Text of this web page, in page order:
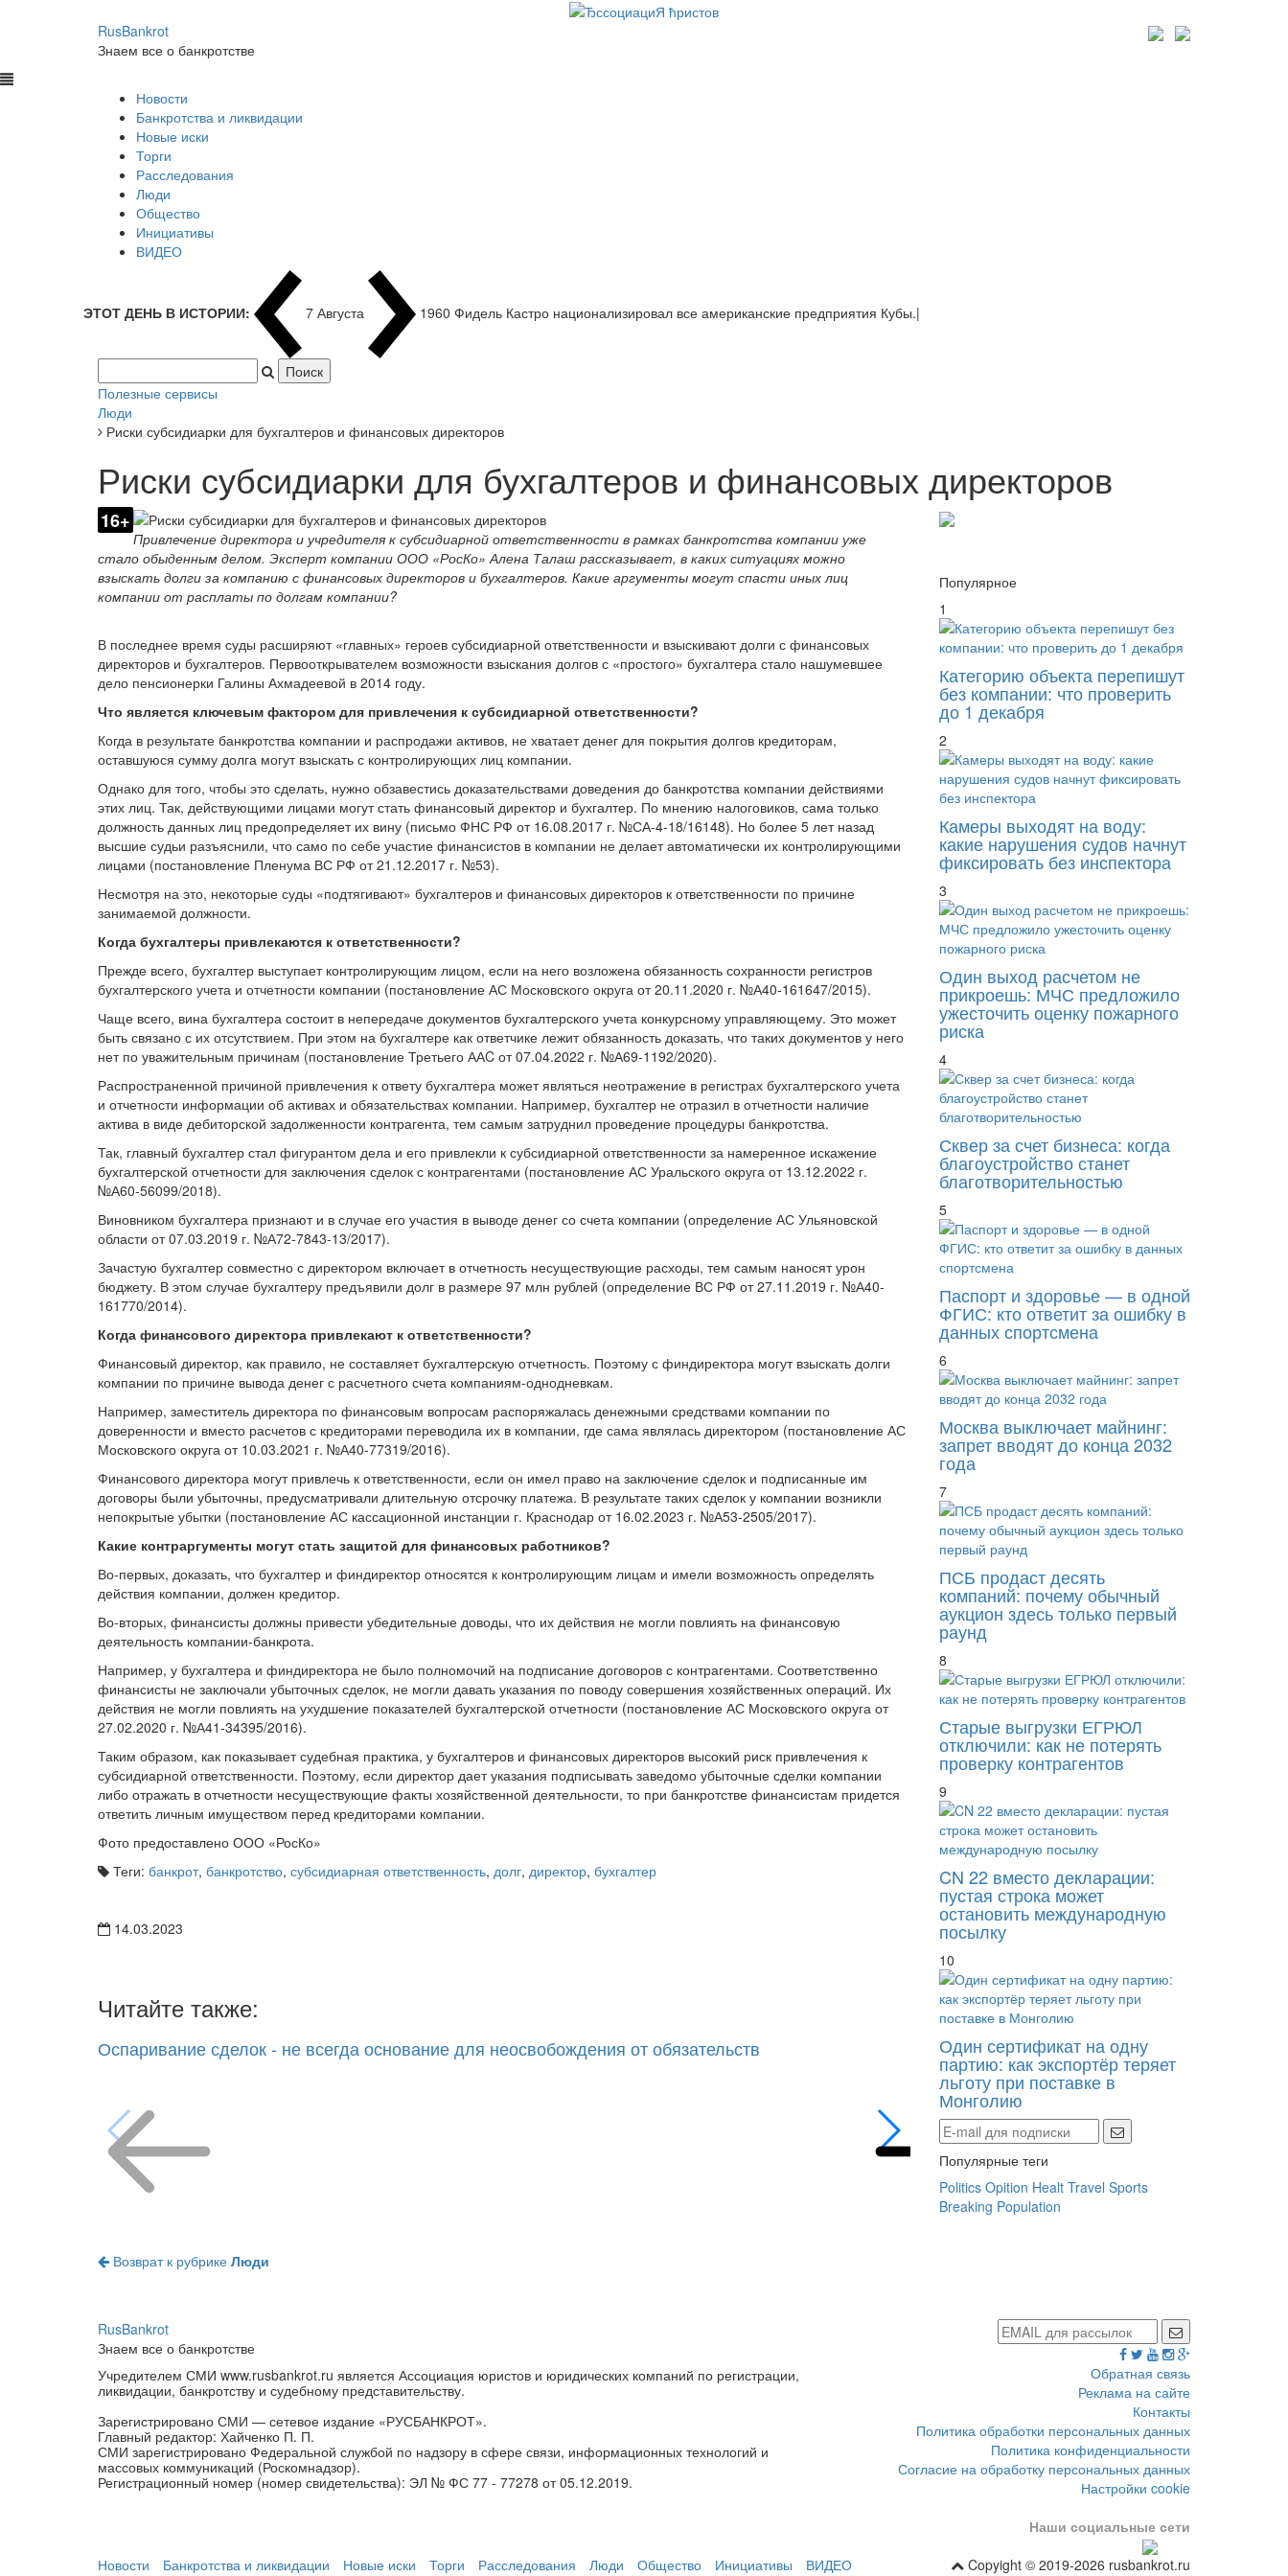
RusBankrot
Знаем все о банкротстве
Новости
Банкротства и ликвидации
Новые иски
Торги
Расследования
Люди
Общество
Инициативы
ВИДЕО
ЭТОТ ДЕНЬ В ИСТОРИИ: 7 Августа 1960 Фидель Кастро национализировал все американские предприятия Кубы.|
Полезные сервисы
Люди
Риски субсидиарки для бухгалтеров и финансовых директоров
Риски субсидиарки для бухгалтеров и финансовых директоров
16+
Привлечение директора и учредителя к субсидиарной ответственности в рамках банкротства компании уже
стало обыденным делом. Эксперт компании ООО «РосКо» Алена Талаш рассказывает, в каких ситуациях можно
взыскать долги за компанию с финансовых директоров и бухгалтеров. Какие аргументы могут спасти иных лиц
компании от расплаты по долгам компании?
В последнее время суды расширяют «главных» героев субсидиарной ответственности и взыскивают долги с финансовых
директоров и бухгалтеров. Первооткрывателем возможности взыскания долгов с «простого» бухгалтера стало нашумевшее
дело пенсионерки Галины Ахмадеевой в 2014 году.
Что является ключевым фактором для привлечения к субсидиарной ответственности?
Когда в результате банкротства компании и распродажи активов, не хватает денег для покрытия долгов кредиторам,
оставшуюся сумму долга могут взыскать с контролирующих лиц компании.
Однако для того, чтобы это сделать, нужно обзавестись доказательствами доведения до банкротства компании действиями
этих лиц. Так, действующими лицами могут стать финансовый директор и бухгалтер. По мнению налоговиков, сама только
должность данных лиц предопределяет их вину (письмо ФНС РФ от 16.08.2017 г. №СА-4-18/16148). Но более 5 лет назад
высшие судьи разъяснили, что само по себе участие финансистов в компании не делает автоматически их контролирующими
лицами (постановление Пленума ВС РФ от 21.12.2017 г. №53).
Несмотря на это, некоторые суды «подтягивают» бухгалтеров и финансовых директоров к ответственности по причине
занимаемой должности.
Когда бухгалтеры привлекаются к ответственности?
Прежде всего, бухгалтер выступает контролирующим лицом, если на него возложена обязанность сохранности регистров
бухгалтерского учета и отчетности компании (постановление АС Московского округа от 20.11.2020 г. №А40-161647/2015).
Чаще всего, вина бухгалтера состоит в непередаче документов бухгалтерского учета конкурсному управляющему. Это может
быть связано с их отсутствием. При этом на бухгалтере как ответчике лежит обязанность доказать, что таких документов у него
нет по уважительным причинам (постановление Третьего ААC от 07.04.2022 г. №А69-1192/2020).
Распространенной причиной привлечения к ответу бухгалтера может являться неотражение в регистрах бухгалтерского учета
и отчетности информации об активах и обязательствах компании. Например, бухгалтер не отразил в отчетности наличие
актива в виде дебиторской задолженности контрагента, тем самым затруднил проведение процедуры банкротства.
Так, главный бухгалтер стал фигурантом дела и его привлекли к субсидиарной ответственности за намеренное искажение
бухгалтерской отчетности для заключения сделок с контрагентами (постановление АС Уральского округа от 13.12.2022 г.
№А60-56099/2018).
Виновником бухгалтера признают и в случае его участия в выводе денег со счета компании (определение АС Ульяновской
области от 07.03.2019 г. №А72-7843-13/2017).
Зачастую бухгалтер совместно с директором включает в отчетность несуществующие расходы, тем самым наносят урон
бюджету. В этом случае бухгалтеру предъявили долг в размере 97 млн рублей (определение ВС РФ от 27.11.2019 г. №А40-
161770/2014).
Когда финансового директора привлекают к ответственности?
Финансовый директор, как правило, не составляет бухгалтерскую отчетность. Поэтому с финдиректора могут взыскать долги
компании по причине вывода денег с расчетного счета компаниям-однодневкам.
Например, заместитель директора по финансовым вопросам распоряжалась денежными средствами компании по
доверенности и вместо расчетов с кредиторами переводила их в компании, где сама являлась директором (постановление АС
Московского округа от 10.03.2021 г. №А40-77319/2016).
Финансового директора могут привлечь к ответственности, если он имел право на заключение сделок и подписанные им
договоры были убыточны, предусматривали длительную отсрочку платежа. В результате таких сделок у компании возникли
непокрытые убытки (постановление АС кассационной инстанции г. Краснодар от 16.02.2023 г. №А53-2505/2017).
Какие контраргументы могут стать защитой для финансовых работников?
Во-первых, доказать, что бухгалтер и финдиректор относятся к контролирующим лицам и имели возможность определять
действия компании, должен кредитор.
Во-вторых, финансисты должны привести убедительные доводы, что их действия не могли повлиять на финансовую
деятельность компании-банкрота.
Например, у бухгалтера и финдиректора не было полномочий на подписание договоров с контрагентами. Соответственно
финансисты не заключали убыточных сделок, не могли давать указания по поводу совершения хозяйственных операций. Их
действия не могли повлиять на ухудшение показателей бухгалтерской отчетности (постановление АС Московского округа от
27.02.2020 г. №А41-34395/2016).
Таким образом, как показывает судебная практика, у бухгалтеров и финансовых директоров высокий риск привлечения к
субсидиарной ответственности. Поэтому, если директор дает указания подписывать заведомо убыточные сделки компании
либо отражать в отчетности несуществующие факты хозяйственной деятельности, то при банкротстве финансистам придется
ответить личным имуществом перед кредиторами компании.
Фото предоставлено ООО «РосКо»
Теги: банкрот, банкротство, субсидиарная ответственность, долг, директор, бухгалтер
14.03.2023
Читайте также:
Оспаривание сделок - не всегда основание для неосвобождения от обязательств Осужденного экс-депутата банкротит
Возврат к рубрике Люди
Популярное
1
Категорию объекта перепишут
без компании: что проверить
до 1 декабря
2
Камеры выходят на воду:
какие нарушения судов начнут
фиксировать без инспектора
3
Один выход расчетом не
прикроешь: МЧС предложило
ужесточить оценку пожарного
риска
4
Сквер за счет бизнеса: когда
благоустройство станет
благотворительностью
5
Паспорт и здоровье — в одной
ФГИС: кто ответит за ошибку в
данных спортсмена
6
Москва выключает майнинг:
запрет вводят до конца 2032
года
7
ПСБ продаст десять
компаний: почему обычный
аукцион здесь только первый
раунд
8
Старые выгрузки ЕГРЮЛ
отключили: как не потерять
проверку контрагентов
9
CN 22 вместо декларации:
пустая строка может
остановить международную
посылку
10
Один сертификат на одну
партию: как экспортёр теряет
льготу при поставке в
Монголию
Популярные теги
Politics Opition Healt Travel Sports
Breaking Population
RusBankrot
Знаем все о банкротстве
Учредителем СМИ www.rusbankrot.ru является Ассоциация юристов и юридических компаний по регистрации,
ликвидации, банкротству и судебному представительству.
Зарегистрировано СМИ — сетевое издание «РУСБАНКРОТ».
Главный редактор: Хайченко П. П.
СМИ зарегистрировано Федеральной службой по надзору в сфере связи, информационных технологий и
массовых коммуникаций (Роскомнадзор).
Регистрационный номер (номер свидетельства): ЭЛ № ФС 77 - 77278 от 05.12.2019.
Обратная связь
Реклама на сайте
Контакты
Политика обработки персональных данных
Политика конфиденциальности
Согласие на обработку персональных данных
Настройки cookie
Наши социальные сети
Новости Банкротства и ликвидации Новые иски Торги Расследования Люди Общество Инициативы ВИДЕО Copyight © 2019-2026 rusbankrot.ru